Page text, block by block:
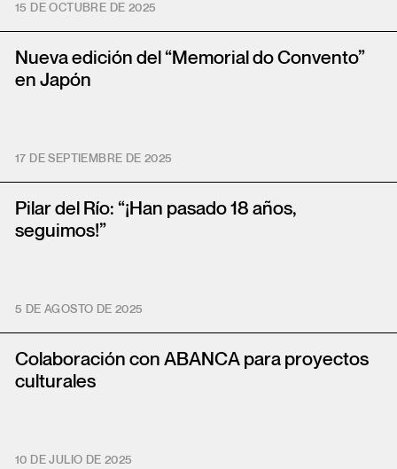
15 DE OCTUBRE DE 2025
Nueva edición del “Memorial do Convento”
en Japón
17 DE SEPTIEMBRE DE 2025
Pilar del Río: “¡Han pasado 18 años,
seguimos!”
5 DE AGOSTO DE 2025
Colaboración con ABANCA para proyectos
culturales
10 DE JULIO DE 2025